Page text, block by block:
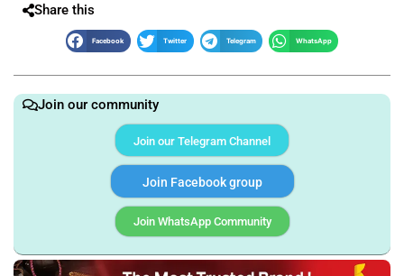
Share this
Facebook Twitter Telegram WhatsApp
Join our community
Join our Telegram Channel
Join Facebook group
Join WhatsApp Community